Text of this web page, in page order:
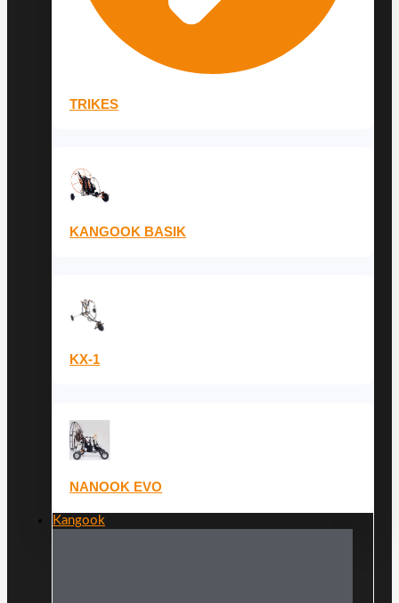
TRIKES
KANGOOK BASIK
KX-1
NANOOK EVO
Kangook